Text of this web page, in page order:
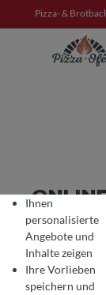
springen
Pizza- &
7. Mai 2021
Ihnen
personalisierte
Angebote und
Inhalte zeigen
Ihre Vorlieben
speichern und